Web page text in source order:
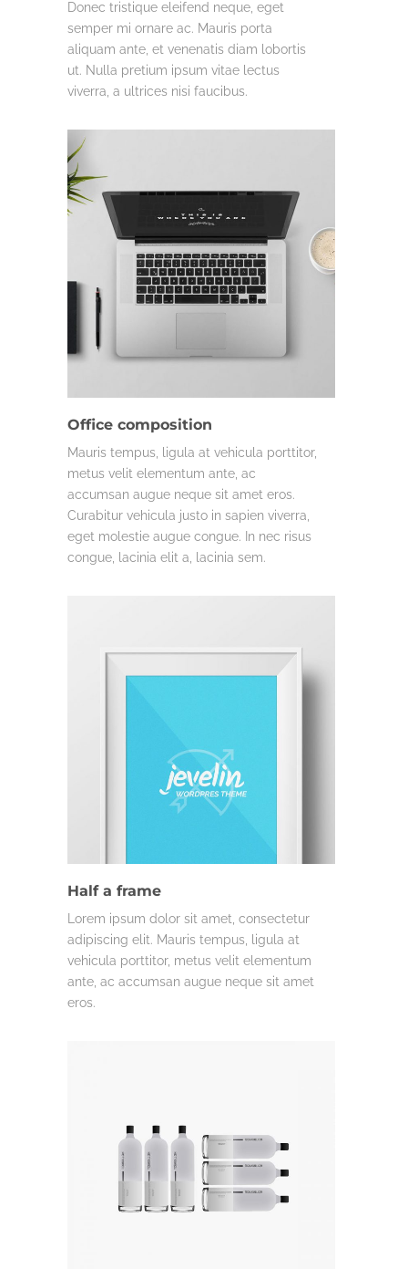
Donec tristique eleifend neque, eget
semper mi ornare ac. Mauris porta
aliquam ante, et venenatis diam lobortis
ut. Nulla pretium ipsum vitae lectus
viverra, a ultrices nisi faucibus.
Office composition
Mauris tempus, ligula at vehicula porttitor,
metus velit elementum ante, ac
accumsan augue neque sit amet eros.
Curabitur vehicula justo in sapien viverra,
eget molestie augue congue. In nec risus
congue, lacinia elit a, lacinia sem.
Half a frame
Lorem ipsum dolor sit amet, consectetur
adipiscing elit. Mauris tempus, ligula at
vehicula porttitor, metus velit elementum
ante, ac accumsan augue neque sit amet
eros.